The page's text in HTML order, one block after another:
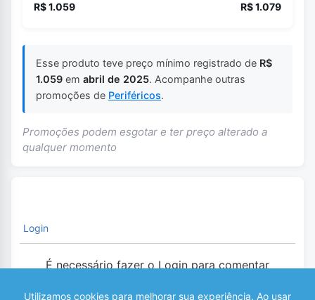
R$ 1.059 R$ 1.079
Esse produto teve preço mínimo registrado de R$
1.059 em abril de 2025. Acompanhe outras
promoções de Periféricos.
Promoções podem esgotar e ter preço alterado a
qualquer momento
Login
É necessário fazer o Login para comentar